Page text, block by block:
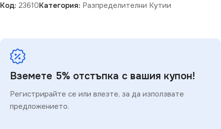
Код: 23610Категория: Разпределителни Кутии
Вземете 5% отстъпка с вашия купон!
Регистрирайте се или влезте, за да използвате
предложението.